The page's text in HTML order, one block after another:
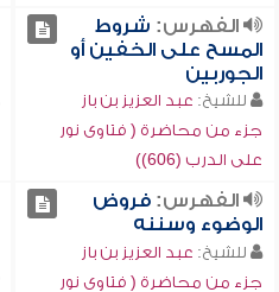
الفهرس: شروط
المسح على الخفين أو
الجوربين
للشيخ: عبد العزيز بن باز
جزء من محاضرة ( فتاوى نور
على الدرب (606))
الفهرس:فروض
الوضوء وسننه
للشيخ: عبد العزيز بن باز
جزء من محاضرة ( فتاوى نور